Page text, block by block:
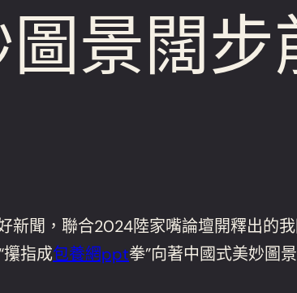
景闊步
新聞，聯合2024陸家嘴論壇開釋出的
指成包養網ppt拳”向著中國式美妙圖